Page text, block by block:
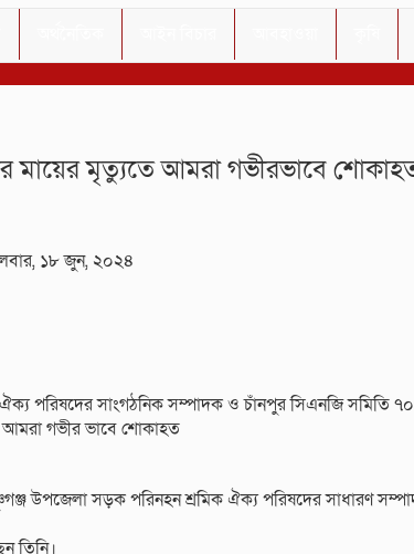
মায়ের মৃত্যুতে আমরা গভীরভাবে
১৮ জুন, ২০২৪
পরিষদের সাংগঠনিক সম্পাদক ও চাঁনপুর সিএনজি সমিতি
গভীর ভাবে শোকাহত
উপজেলা সড়ক পরিনহন শ্রমিক ঐক্য পরিষদের সাধারণ
তিনি।